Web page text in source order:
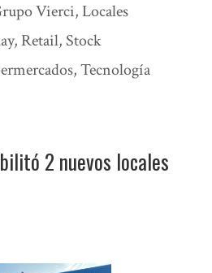
Vierci,Locales
, Retail, Stock
,Tecnología
2 nuevos locales